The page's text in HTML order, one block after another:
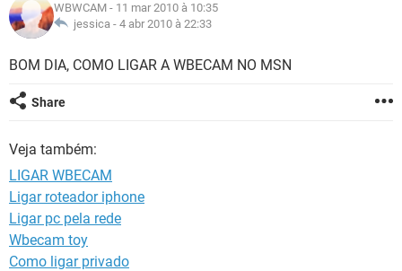
INSTAGRAM GMAIL
GUIA DE COMPRAS
OUTLOOK
INSTAGRAM GMAIL
JOGOS WHATSAPP
CELULAR
OUTLOOK EXCEL
INSTAGRAM
GLOSSÁRIO
JOGOS WHATSAPP
INSTAGRAM
GUIA DE COMPRAS
WBWCAM - 11 mar 2010 à 10:35
jessica - 4 abr 2010 à 22:33
BOM DIA, COMO LIGAR A WBECAM NO MSN
Share
Veja também:
LIGAR WBECAM
Ligar roteador iphone
Ligar pc pela rede
Wbecam toy
Como ligar privado